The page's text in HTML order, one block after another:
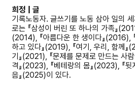
희정 | 글
기록노동자. 글쓰기를 노동 삼아 일의
로는 『삼성이 버린 또 하나의 가족』
(2014), 『아름다운 한 생이다』(2016),
하고 있다』(2019), 『여기, 우리, 함께』
기』(2021), 『문제를 문제로 만드는 사
격』(2023), 『베테랑의 몸』(2023), 『
음』(2025)이 있다.